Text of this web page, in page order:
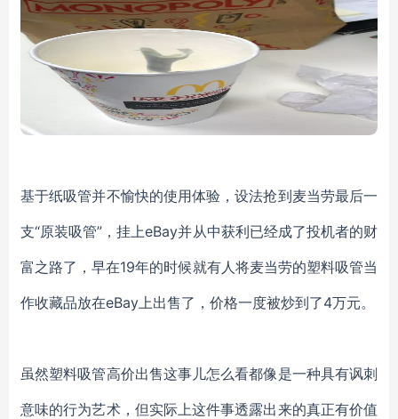
基于纸吸管并不愉快的使用体验，设法抢到麦当劳最后一
支“原装吸管”，挂上eBay并从中获利已经成了投机者的财
富之路了，早在19年的时候就有人将麦当劳的塑料吸管当
作收藏品放在eBay上出售了，价格一度被炒到了4万元。
虽然塑料吸管高价出售这事儿怎么看都像是一种具有讽刺
意味的行为艺术，但实际上这件事透露出来的真正有价值